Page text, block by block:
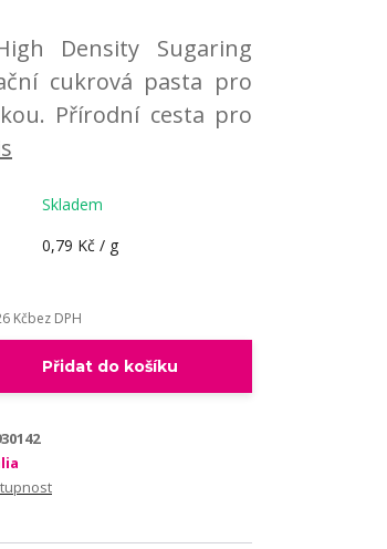
Density Sugaring
cukrová pasta pro
Přírodní cesta pro
Skladem
0,79 Kč / g
Kčbez DPH
Přidat do košíku